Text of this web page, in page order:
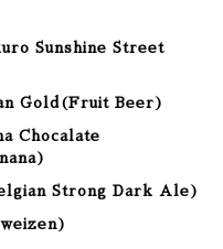
Sunshine Street
Gold(Fruit Beer)
Chocalate
Strong Dark Ale)
)